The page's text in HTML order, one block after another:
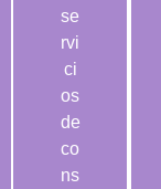
se
rvi
ci
os
de
co
ns